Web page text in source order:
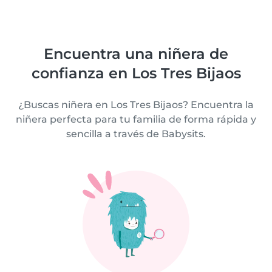
Encuentra una niñera de
confianza en Los Tres Bijaos
¿Buscas niñera en Los Tres Bijaos? Encuentra la
niñera perfecta para tu familia de forma rápida y
sencilla a través de Babysits.